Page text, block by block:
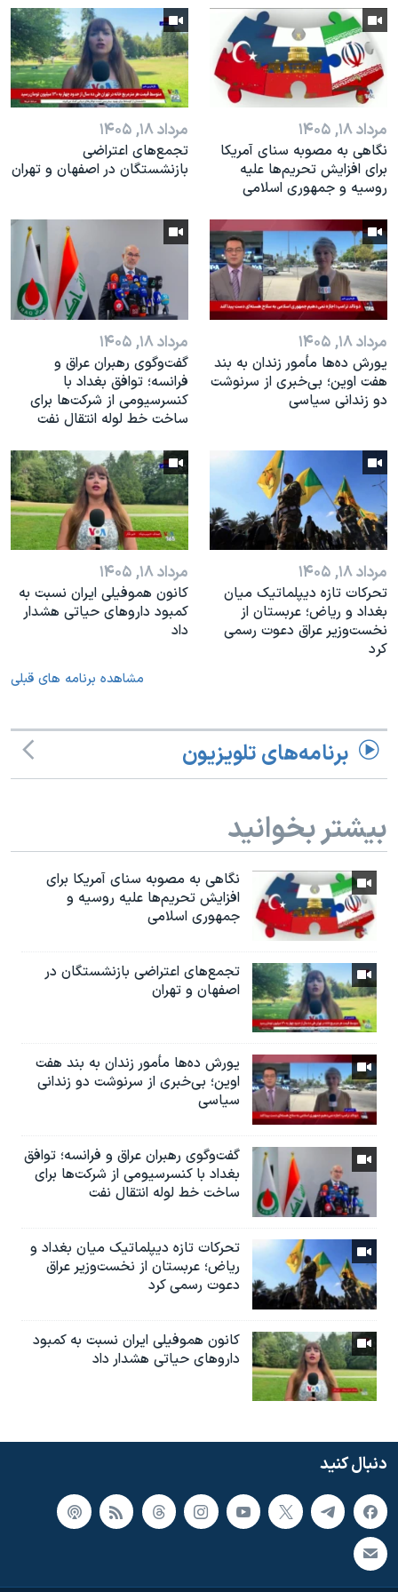
نرگس محمدی برنده جایزه نوبل صلح
همایش محافظه‌کاران آمریکا «سی‌پک»
صفحه‌های ویژه
سفر پرزیدنت ترامپ به چینمرداد ۱۸, ۱۴۰۵
نگاهی به مصوبه سنای آمریکا
برای افزایش تحریم‌ها علیه
روسیه و جمهوری اسلامی
مرداد ۱۸, ۱۴۰۵
تجمع‌های اعتراضی
بازنشستگان در اصفهان و تهران
مرداد ۱۸, ۱۴۰۵
یورش ده‌ها مأمور زندان به بند
هفت اوین؛ بی‌خبری از سرنوشت
دو زندانی سیاسی
مرداد ۱۸, ۱۴۰۵
گفت‌وگوی رهبران عراق و
فرانسه؛ توافق بغداد با
کنسرسیومی از شرکت‌ها برای
ساخت خط لوله انتقال نفت
مرداد ۱۸, ۱۴۰۵
تحرکات تازه دیپلماتیک میان
بغداد و ریاض؛ عربستان از
نخست‌وزیر عراق دعوت رسمی
کرد
مرداد ۱۸, ۱۴۰۵
کانون هموفیلی ایران نسبت به
کمبود داروهای حیاتی هشدار
داد
مشاهده برنامه های قبلی
برنامه‌های تلویزیون
بیشتر بخوانید
نگاهی به مصوبه سنای آمریکا برای
افزایش تحریم‌ها علیه روسیه و
جمهوری اسلامی
تجمع‌های اعتراضی بازنشستگان در
اصفهان و تهران
یورش ده‌ها مأمور زندان به بند هفت
اوین؛ بی‌خبری از سرنوشت دو زندانی
سیاسی
گفت‌وگوی رهبران عراق و فرانسه؛ توافق
بغداد با کنسرسیومی از شرکت‌ها برای
ساخت خط لوله انتقال نفت
تحرکات تازه دیپلماتیک میان بغداد و
ریاض؛ عربستان از نخست‌وزیر عراق
دعوت رسمی کرد
کانون هموفیلی ایران نسبت به کمبود
داروهای حیاتی هشدار داد
دنبال کنید